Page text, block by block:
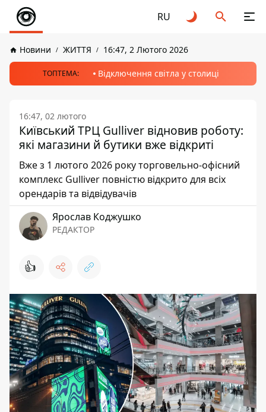
RU
Новини ЖИТТЯ 16:47, 2 Лютого 2026
ТОПТЕМА: Відключення світла у столиці
16:47, 02 лютого
Київський ТРЦ Gulliver відновив роботу:
які магазини й бутики вже відкриті
Вже з 1 лютого 2026 року торговельно-офісний
комплекс Gulliver повністю відкрито для всіх
орендарів та відвідувачів
Ярослав Коджушко
РЕДАКТОР
👍